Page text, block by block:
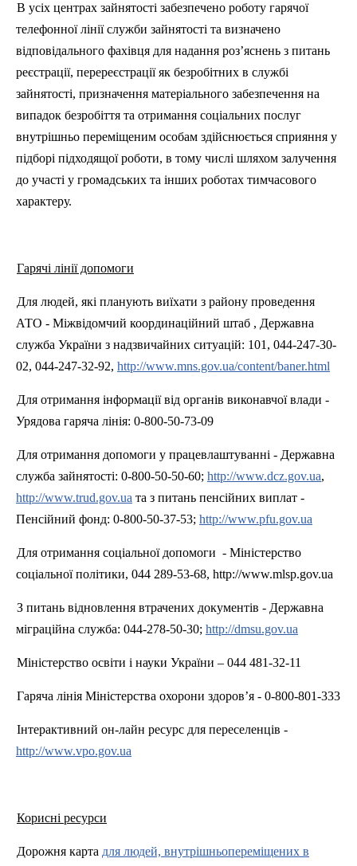
В усіх центрах зайнятості забезпечено роботу гарячої
телефонної лінії служби зайнятості та визначено
відповідального фахівця для надання роз’яснень з питань
реєстрації, перереєстрації як безробітних в службі
зайнятості, призначення матеріального забезпечення на
випадок безробіття та отримання соціальних послуг
внутрішньо переміщеним особам здійснюється сприяння у
підборі підходящої роботи, в тому числі шляхом залучення
до участі у громадських та інших роботах тимчасового
характеру.
Гарячі лінії допомоги
Для людей, які планують виїхати з району проведення
АТО - Міжвідомчий координаційний штаб , Державна
служба України з надзвичайних ситуацій: 101, 044-247-30-
02, 044-247-32-92, http://www.mns.gov.ua/content/baner.html
Для отримання інформації від органів виконавчої влади -
Урядова гаряча лінія: 0-800-50-73-09
Для отримання допомоги у працевлаштуванні - Державна
служба зайнятості: 0-800-50-50-60; http://www.dcz.gov.ua,
http://www.trud.gov.ua та з питань пенсійних виплат -
Пенсійний фонд: 0-800-50-37-53; http://www.pfu.gov.ua
Для отримання соціальної допомоги - Міністерство
соціальної політики, 044 289-53-68, http://www.mlsp.gov.ua
З питань відновлення втрачених документів - Державна
міграційна служба: 044-278-50-30; http://dmsu.gov.ua
Міністерство освіти і науки України – 044 481-32-11
Гаряча лінія Міністерства охорони здоров’я - 0-800-801-333
Інтерактивний он-лайн ресурс для переселенців -
http://www.vpo.gov.ua
Корисні ресурси
Дорожня карта для людей, внутрішньопереміщених в